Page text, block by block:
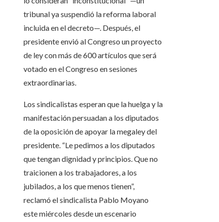
tribunal ya suspendió la reforma laboral
incluida en el decreto—. Después, el
presidente envió al Congreso un proyecto
de ley con más de 600 artículos que será
votado en el Congreso en sesiones
extraordinarias.
Los sindicalistas esperan que la huelga y la
manifestación persuadan a los diputados
de la oposición de apoyar la megaley del
presidente. “Le pedimos a los diputados
que tengan dignidad y principios. Que no
traicionen a los trabajadores, a los
jubilados, a los que menos tienen”,
reclamó el sindicalista Pablo Moyano
este miércoles desde un escenario